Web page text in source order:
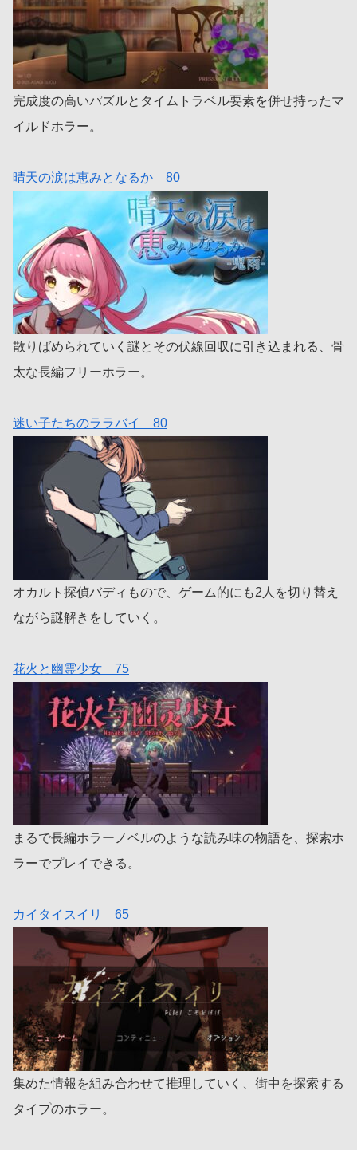
完成度の高いパズルとタイムトラベル要素を併せ持ったマ
イルドホラー。
晴天の涙は恵みとなるか 80
散りばめられていく謎とその伏線回収に引き込まれる、骨
太な長編フリーホラー。
迷い子たちのララバイ 80
オカルト探偵バディもので、ゲーム的にも2人を切り替え
ながら謎解きをしていく。
花火と幽霊少女 75
まるで長編ホラーノベルのような読み味の物語を、探索ホ
ラーでプレイできる。
カイタイスイリ 65
集めた情報を組み合わせて推理していく、街中を探索する
タイプのホラー。